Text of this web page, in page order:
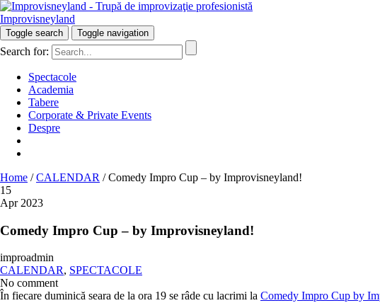
Improvisneyland
Toggle search Toggle navigation
Search for:
Spectacole
Academia
Tabere
Corporate & Private Events
Despre
Home /CALENDAR /Comedy Impro Cup – by Improvisneyland!
15
Apr 2023
Comedy Impro Cup – by Improvisneyland!
improadmin
CALENDAR, SPECTACOLE
No comment
În fiecare duminică seara de la ora 19 se râde cu lacrimi la Comedy Impro Cup by